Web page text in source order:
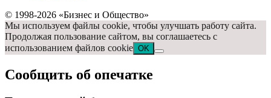
© 1998-2026 «Бизнес и Общество»
Мы используем файлы cookie, чтобы улучшать работу сайта.
Продолжая пользование сайтом, вы соглашаетесь с
использованием файлов cookie OK
Сообщить об опечатке